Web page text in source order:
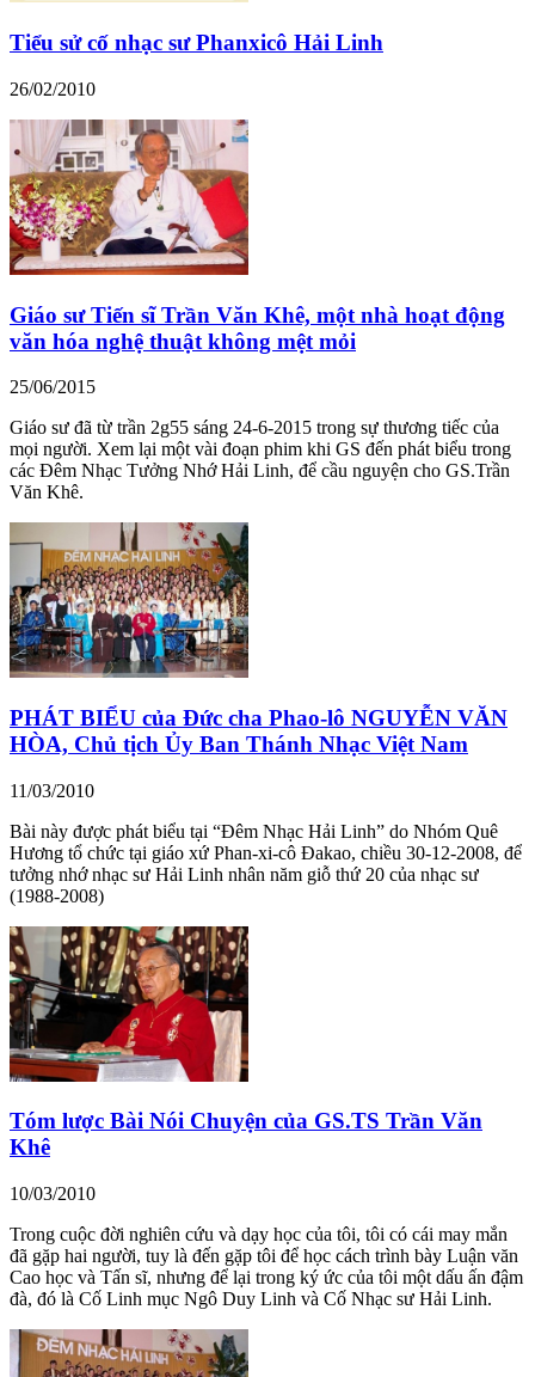
Tiểu sử cố nhạc sư Phanxicô Hải Linh
26/02/2010
Giáo sư Tiến sĩ Trần Văn Khê, một nhà hoạt động
văn hóa nghệ thuật không mệt mỏi
25/06/2015
Giáo sư đã từ trần 2g55 sáng 24-6-2015 trong sự thương tiếc của
mọi người. Xem lại một vài đoạn phim khi GS đến phát biểu trong
các Đêm Nhạc Tưởng Nhớ Hải Linh, để cầu nguyện cho GS.Trần
Văn Khê.
PHÁT BIỂU của Đức cha Phao-lô NGUYỄN VĂN
HÒA, Chủ tịch Ủy Ban Thánh Nhạc Việt Nam
11/03/2010
Bài này được phát biểu tại “Đêm Nhạc Hải Linh” do Nhóm Quê
Hương tổ chức tại giáo xứ Phan-xi-cô Đakao, chiều 30-12-2008, để
tưởng nhớ nhạc sư Hải Linh nhân năm giỗ thứ 20 của nhạc sư
(1988-2008)
Tóm lược Bài Nói Chuyện của GS.TS Trần Văn
Khê
10/03/2010
Trong cuộc đời nghiên cứu và dạy học của tôi, tôi có cái may mắn
đã gặp hai người, tuy là đến gặp tôi để học cách trình bày Luận văn
Cao học và Tấn sĩ, nhưng để lại trong ký ức của tôi một dấu ấn đậm
đà, đó là Cố Linh mục Ngô Duy Linh và Cố Nhạc sư Hải Linh.